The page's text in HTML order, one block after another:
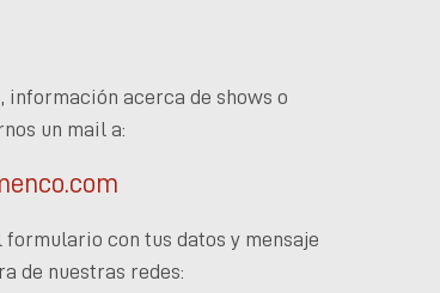
información acerca de shows o
un mail a:
con tus datos y mensaje
de nuestras redes: